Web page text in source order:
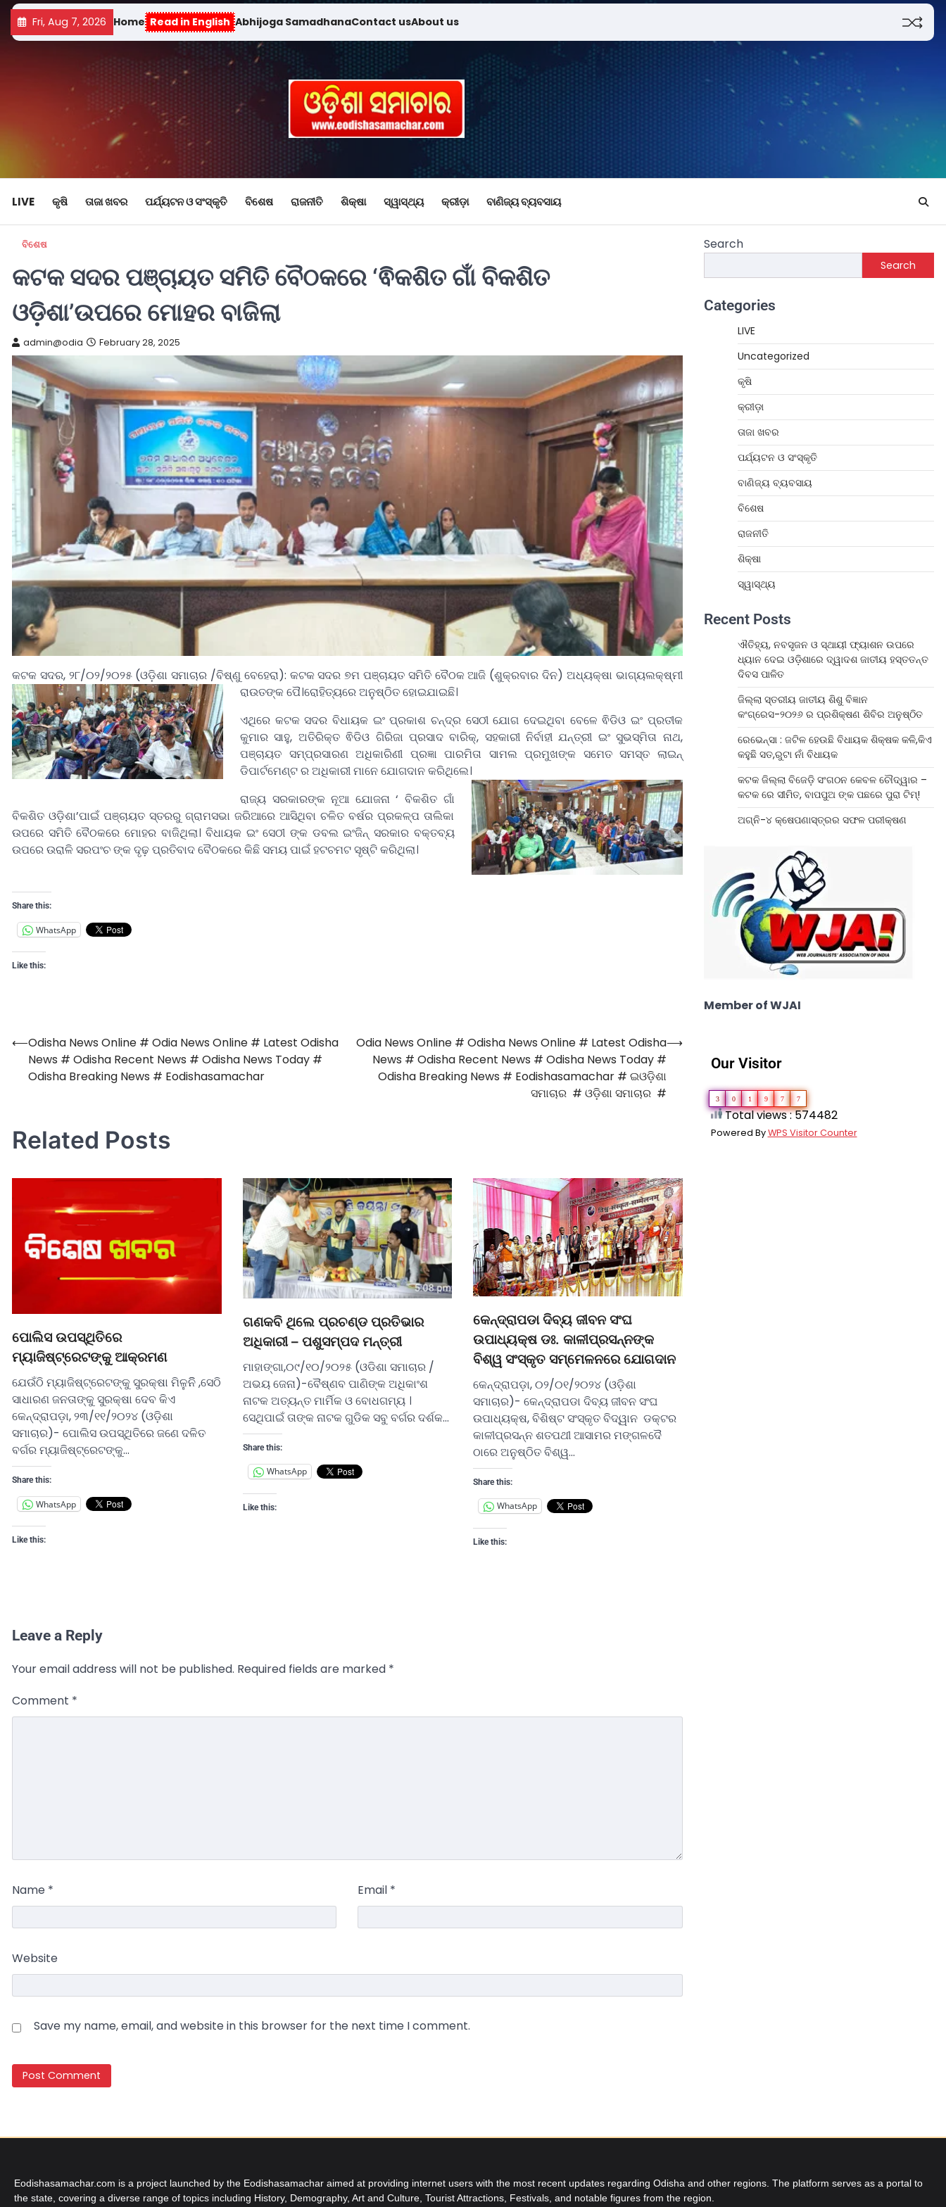
Fri, Aug 7, 2026 Home Read in English Abhijoga SamadhanaContact usAbout us
LIVE କୃଷି ତାଜା ଖବର ପର୍ଯ୍ୟଟନ ଓ ସଂସ୍କୃତି ବିଶେଷ ରାଜନୀତି ଶିକ୍ଷା ସ୍ୱାସ୍ଥ୍ୟ କ୍ରୀଡ଼ା ବାଣିଜ୍ୟ ବ୍ୟବସାୟ
ବିଶେଷ
କଟକ ସଦର ପଞ୍ଚାୟତ ସମିତି ବୈଠକରେ ‘ଵିକଶିତ ଗାଁ ବିକଶିତ
ଓଡ଼ିଶା’ଉପରେ ମୋହର ବାଜିଲା
admin@odia February 28, 2025
କଟକ ସଦର, ୨୮/୦୨/୨୦୨୫ (ଓଡ଼ିଶା ସମାଚାର /ବିଷ୍ଣୁ ବେହେରା): କଟକ ସଦର ୭ମ ପଞ୍ଚାୟତ ସମିତି ବୈଠକ ଆଜି (ଶୁକ୍ରବାର ଦିନ) ଅଧ୍ୟକ୍ଷା ଭାଗ୍ୟଲକ୍ଷ୍ମୀ
ରାଉତଙ୍କ ପୈ।ରୋହିତ୍ୟରେ ଅନୁଷ୍ଠିତ ହୋଇଯାଇଛି।
ଏଥିରେ କଟକ ସଦର ବିଧାୟକ ଇଂ ପ୍ରକାଶ ଚନ୍ଦ୍ର ସେଠୀ ଯୋଗ ଦେଇଥିବା ବେଳେ ଵିଡିଓ ଇଂ ପ୍ରତୀକ
କୁମାର ସାହୁ, ଅତିରିକ୍ତ ଵିଡିଓ ଗିରିଜା ପ୍ରସାଦ ବାରିକ୍, ସହକାରୀ ନିର୍ବାହୀ ଯନ୍ତ୍ରୀ ଇଂ ସୁଭସ୍ମିତା ନାଥ,
ପଞ୍ଚାୟତ ସମ୍ପ୍ରସାରଣ ଅଧିକାରିଣୀ ପ୍ରଜ୍ଞା ପାରମିତା ସାମଲ ପ୍ରମୁଖଙ୍କ ସମେତ ସମସ୍ତ ଲାଇନ୍
ଡିପାର୍ଟମେଣ୍ଟ ର ଅଧିକାରୀ ମାନେ ଯୋଗଦାନ କରିଥିଲେ।
ରାଜ୍ୟ ସରକାରଙ୍କ ନୂଆ ଯୋଜନା ‘ ବିକଶିତ ଗାଁ
ବିକଶିତ ଓଡ଼ିଶା’ପାଇଁ ପଞ୍ଚାୟତ ସ୍ତରରୁ ଗ୍ରାମସଭା ଜରିଆରେ ଆସିଥିବା ଚଳିତ ବର୍ଷର ପ୍ରକଳ୍ପ ତାଲିକା
ଉପରେ ସମିତି ବୈଠକରେ ମୋହର ବାଜିଥିଲା। ବିଧାୟକ ଇଂ ସେଠୀ ଙ୍କ ଡବଲ ଇଂଜିନ୍ ସରକାର ବକ୍ତବ୍ୟ
ଉପରେ ଉରାଳି ସରପଂଚ ଙ୍କ ଦୃଢ଼ ପ୍ରତିବାଦ ବୈଠକରେ କିଛି ସମୟ ପାଇଁ ହଟଚମଟ ସୃଷ୍ଟି କରିଥିଲା।
Share this:
WhatsApp
Like this:
⟵Odisha News Online # Odia News Online # Latest Odisha
News # Odisha Recent News # Odisha News Today #
Odisha Breaking News # Eodishasamachar
Odia News Online # Odisha News Online # Latest Odisha
News # Odisha Recent News # Odisha News Today #
Odisha Breaking News # Eodishasamachar # ଇଓଡ଼ିଶା
ସମାଚାର # ଓଡ଼ିଶା ସମାଚାର #
⟶
Related Posts
ପୋଲିସ ଉପସ୍ଥିତିରେ
ମ୍ୟାଜିଷ୍ଟ୍ରେଟଙ୍କୁ ଆକ୍ରମଣ
ଯେଉଁଠି ମ୍ୟାଜିଷ୍ଟ୍ରେଟଙ୍କୁ ସୁରକ୍ଷା ମିଳୁନିି ,ସେଠି
ସାଧାରଣ ଜନତାଙ୍କୁ ସୁରକ୍ଷା ଦେବ କିଏ
କେନ୍ଦ୍ରାପଡ଼ା, ୨୩/୧୧/୨୦୨୪ (ଓଡ଼ିଶା
ସମାଚାର)- ପୋଲିସ ଉପସ୍ଥିତିରେ ଜଣେ ଦଳିତ
ବର୍ଗର ମ୍ୟାଜିଷ୍ଟ୍ରେଟଙ୍କୁ…
Share this:
WhatsApp
Like this:
ଗଣକବି ଥିଲେ ପ୍ରଚଣ୍ଡ ପ୍ରତିଭାର
ଅଧିକାରୀ – ପଶୁସମ୍ପଦ ମନ୍ତ୍ରୀ
ମାହାଙ୍ଗା,୦୯/୧୦/୨୦୨୫ (ଓଡିଶା ସମାଚାର /
ଅଭୟ ଜେନା)-ବୈଷ୍ଣବ ପାଣିଙ୍କ ଅଧିକାଂଶ
ନାଟକ ଅତ୍ୟନ୍ତ ମାର୍ମିକ ଓ ବୋଧଗମ୍ୟ ।
ସେଥିପାଇଁ ତାଙ୍କ ନାଟକ ଗୁଡିକ ସବୁ ବର୍ଗର ଦର୍ଶକ…
Share this:
WhatsApp
Like this:
କେନ୍ଦ୍ରାପଡା ଦିବ୍ୟ ଜୀବନ ସଂଘ
ଉପାଧ୍ୟକ୍ଷ ଡଃ. କାଳୀପ୍ରସନ୍ନଙ୍କ
ବିଶ୍ୱ ସଂସ୍କୃତ ସମ୍ମେଳନରେ ଯୋଗଦାନ
କେନ୍ଦ୍ରାପଡ଼ା, ୦୨/୦୧/୨୦୨୪ (ଓଡ଼ିଶା
ସମାଚାର)- କେନ୍ଦ୍ରାପଡା ଦିବ୍ୟ ଜୀବନ ସଂଘ
ଉପାଧ୍ୟକ୍ଷ, ବିଶିଷ୍ଟ ସଂସ୍କୃତ ବିଦ୍ୱାନ ଡକ୍ଟର
କାଳୀପ୍ରସନ୍ନ ଶତପଥୀ ଆସାମର ମଙ୍ଗଳଦୈ
ଠାରେ ଅନୁଷ୍ଠିତ ବିଶ୍ୱ…
Share this:
WhatsApp
Like this:
Leave a Reply
Your email address will not be published. Required fields are marked *
Comment *
Name * Email *
Website
Save my name, email, and website in this browser for the next time I comment.
Search
Search
Categories
LIVE
Uncategorized
କୃଷି
କ୍ରୀଡ଼ା
ତାଜା ଖବର
ପର୍ଯ୍ୟଟନ ଓ ସଂସ୍କୃତି
ବାଣିଜ୍ୟ ବ୍ୟବସାୟ
ବିଶେଷ
ରାଜନୀତି
ଶିକ୍ଷା
ସ୍ୱାସ୍ଥ୍ୟ
Recent Posts
ଐତିହ୍ୟ, ନବସୃଜନ ଓ ସ୍ଥାୟୀ ଫ୍ୟାଶନ ଉପରେ
ଧ୍ୟାନ ଦେଇ ଓଡ଼ିଶାରେ ଦ୍ୱାଦଶ ଜାତୀୟ ହସ୍ତତନ୍ତ
ଦିବସ ପାଳିତ
ଜିଲ୍ଲା ସ୍ତରୀୟ ଜାତୀୟ ଶିଶୁ ବିଜ୍ଞାନ
କଂଗ୍ରେସ-୨୦୨୬ ର ପ୍ରଶିକ୍ଷଣ ଶିବିର ଅନୁଷ୍ଠିତ
ରେଭେନ୍ସା : ଜଟିଳ ହେଉଛି ବିଧାୟକ ଶିକ୍ଷକ କଳି,କିଏ
କହୁଛି ସତ,ରୁଟା ନାଁ ବିଧାୟକ
କଟକ ଜିଲ୍ଲା ବିଜେଡ଼ି ସଂଗଠନ କେବଳ ଚୌଦ୍ୱାର –
କଟକ ରେ ସୀମିତ, ବାପପୁଅ ଙ୍କ ପଛରେ ପୁରା ଟିମ୍!
ଅଗ୍ନି-୪ କ୍ଷେପଣାସ୍ତ୍ରର ସଫଳ ପରୀକ୍ଷଣ
Member of WJAI
Our Visitor
3 0 1 9 7 7
Total views : 574482
Powered ByWPS Visitor Counter
Eodishasamachar.com is a project launched by the Eodishasamachar aimed at providing internet users with the most recent updates regarding Odisha and other regions. The platform serves as a portal to
the state, covering a diverse range of topics including History, Demography, Art and Culture, Tourist Attractions, Festivals, and notable figures from the region.